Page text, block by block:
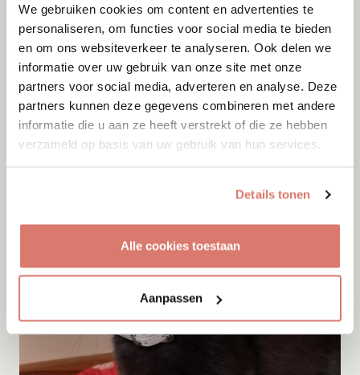
We gebruiken cookies om content en advertenties te
personaliseren, om functies voor social media te bieden
en om ons websiteverkeer te analyseren. Ook delen we
informatie over uw gebruik van onze site met onze
partners voor social media, adverteren en analyse. Deze
partners kunnen deze gegevens combineren met andere
informatie die u aan ze heeft verstrekt of die ze hebben
verzameld op basis van uw gebruik van hun services.
Details tonen
Alle cookies toestaan
Aanpassen
Adoptie07-08-2026
Zayyan